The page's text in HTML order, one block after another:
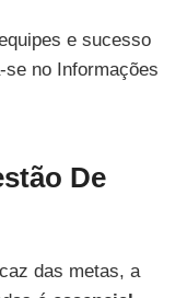
e sucesso
se no Informações
De
das metas, a